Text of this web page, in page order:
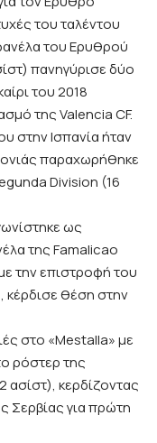
του ταλέντου
του Ερυθρού
πανηγύρισε δύο
του 2018
της Valencia CF.
στην Ισπανία ήταν
παραχωρήθηκε
Division (16
ως
της Famalicao
την επιστροφή του
κέρδισε θέση στην
στο «Mestalla» με
ρόστερ της
ασίστ), κερδίζοντας
Σερβίας για πρώτη